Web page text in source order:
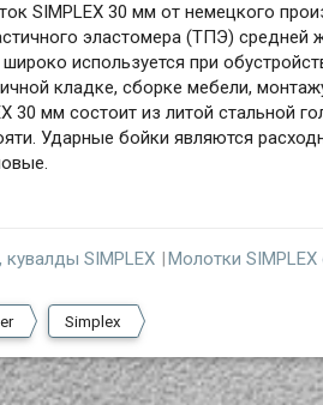
SIMPLEX 30 мм от немецкого
эластомера (ТПЭ)
используется при
кладке, сборке мебели,
30 мм состоит из литой стальной
Ударные бойки являются
SIMPLEX Молотки
Simplex